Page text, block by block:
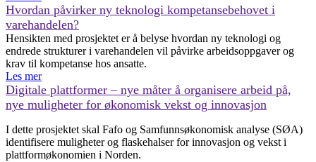
Hvordan påvirker ny teknologi kompetansebehovet i
varehandelen?
Hensikten med prosjektet er å belyse hvordan ny teknologi og
endrede strukturer i varehandelen vil påvirke arbeidsoppgaver og
krav til kompetanse hos ansatte.
Les mer
Digitale plattformer – nye måter å organisere arbeid på,
nye muligheter for økonomisk vekst og innovasjon
I dette prosjektet skal Fafo og Samfunnsøkonomisk analyse (SØA)
identifisere muligheter og flaskehalser for innovasjon og vekst i
plattformøkonomien i Norden.